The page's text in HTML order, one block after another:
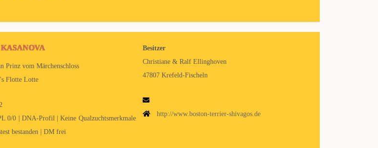
KASANOVA
Prinz vom Märchenschloss
Flotte Lotte
0/0 | DNA-Profil | Keine Qualzuchtsmerkmale
bestanden | DM frei
Besitzer
Christiane & Ralf Ellinghoven
47807 Krefeld-Fischeln
http://www.boston-terrier-shivagos.de